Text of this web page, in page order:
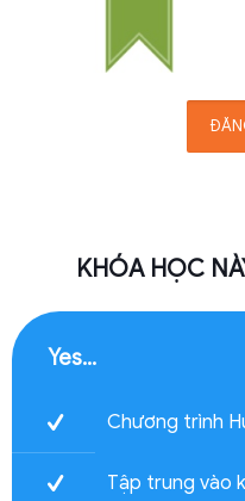
KHÓA HỌC
Yes...
Chương trình
Tập trung vào